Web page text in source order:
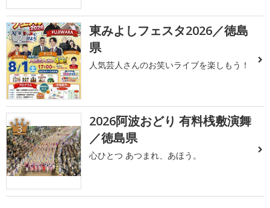
2
東みよしフェスタ2026／徳島
県
人気芸人さんのお笑いライブを楽しもう！
3
2026阿波おどり 有料桟敷演舞
／徳島県
心ひとつ あつまれ、あほう。